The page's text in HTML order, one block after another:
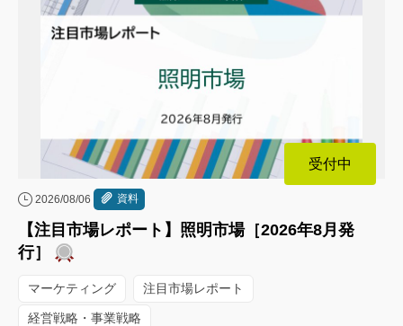
受付中
2026/08/06 資料
【注目市場レポート】照明市場［2026年8月発
行］
マーケティング 注目市場レポート
経営戦略・事業戦略